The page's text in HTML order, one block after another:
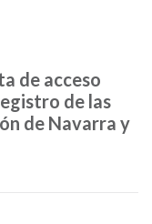
de acceso
de las
de Navarra y